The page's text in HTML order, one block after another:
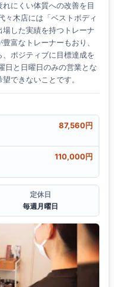
にくい体質への改善を目
々木店には「ベストボディ
した実績を持つトレーナ
富なトレーナーもおり、
ポジティブに目標達成を
日と日曜日のみの営業とな
できないことです。
87,560円
110,000円
定休日
毎週月曜日